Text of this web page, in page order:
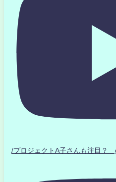
/プロジェクトA子さんも注目？